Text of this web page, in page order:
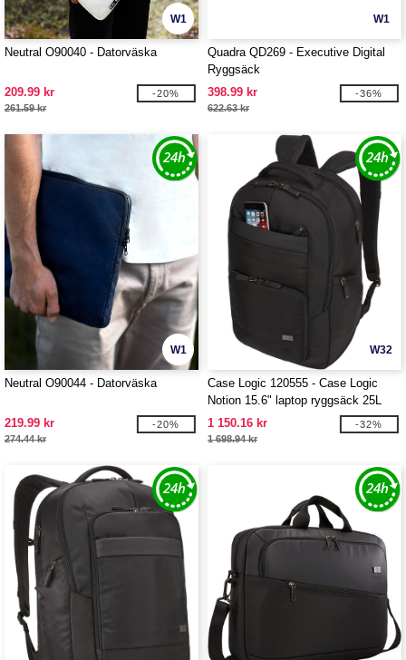
W1
Neutral O90040 - Datorväska
209.99 kr
261.59 kr
-20%
W1
Quadra QD269 - Executive Digital
Ryggsäck
398.99 kr
622.63 kr
-36%
W1
Neutral O90044 - Datorväska
219.99 kr
274.44 kr
-20%
W32
Case Logic 120555 - Case Logic
Notion 15.6" laptop ryggsäck 25L
1 150.16 kr
1 698.94 kr
-32%